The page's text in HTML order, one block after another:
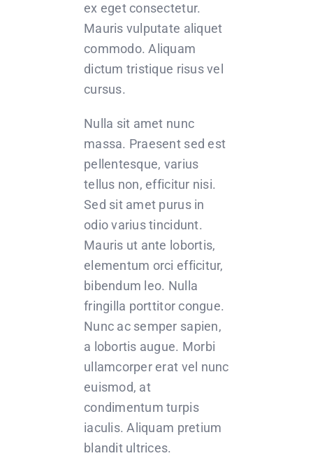
ex eget consectetur.
Mauris vulputate aliquet
commodo. Aliquam
dictum tristique risus vel
cursus.
Nulla sit amet nunc
massa. Praesent sed est
pellentesque, varius
tellus non, efficitur nisi.
Sed sit amet purus in
odio varius tincidunt.
Mauris ut ante lobortis,
elementum orci efficitur,
bibendum leo. Nulla
fringilla porttitor congue.
Nunc ac semper sapien,
a lobortis augue. Morbi
ullamcorper erat vel nunc
euismod, at
condimentum turpis
iaculis. Aliquam pretium
blandit ultrices.